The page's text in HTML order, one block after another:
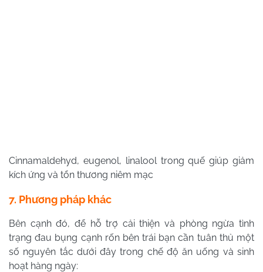
Cinnamaldehyd, eugenol, linalool trong quế giúp giảm
kích ứng và tổn thương niêm mạc
7. Phương pháp khác
Bên cạnh đó, để hỗ trợ cải thiện và phòng ngừa tình
trạng đau bụng cạnh rốn bên trái bạn cần tuân thủ một
số nguyên tắc dưới đây trong chế độ ăn uống và sinh
hoạt hàng ngày: